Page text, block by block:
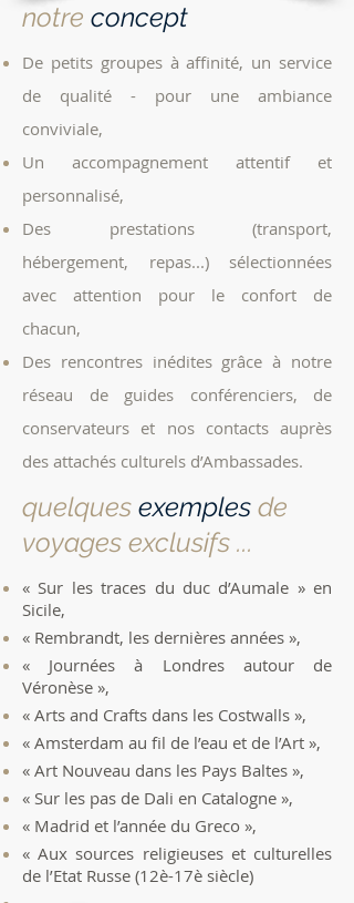
notre concept
De petits groupes à affinité, un service
de qualité - pour une ambiance
conviviale,
Un accompagnement attentif et
personnalisé,
Des prestations (transport,
hébergement, repas...) sélectionnées
avec attention pour le confort de
chacun,
Des rencontres inédites grâce à notre
réseau de guides conférenciers, de
conservateurs et nos contacts auprès
des attachés culturels d’Ambassades.
quelques exemples de
voyages exclusifs ...
« Sur les traces du duc d’Aumale » en
Sicile,
« Rembrandt, les dernières années »,
« Journées à Londres autour de
Véronèse »,
« Arts and Crafts dans les Costwalls »,
« Amsterdam au fil de l’eau et de l’Art »,
« Art Nouveau dans les Pays Baltes »,
« Sur les pas de Dali en Catalogne »,
« Madrid et l’année du Greco »,
« Aux sources religieuses et culturelles
de l’Etat Russe (12è-17è siècle)